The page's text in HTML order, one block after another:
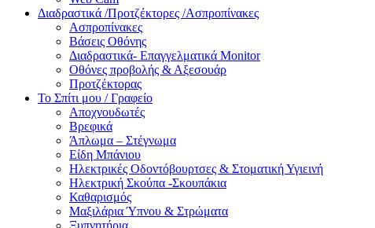
Διαδραστικά /Προτζέκτορες /Ασπροπίνακες
Ασπροπίνακες
Βάσεις Οθόνης
Διαδραστικά- Επαγγελματικά Monitor
Οθόνες προβολής & Αξεσουάρ
Προτζέκτορας
Το Σπίτι μου / Γραφείο
Αποχνουδωτές
Βρεφικά
Άπλωμα – Στέγνωμα
Είδη Μπάνιου
Ηλεκτρικές Οδοντόβουρτσες & Στοματική Υγιεινή
Ηλεκτρική Σκούπα -Σκουπάκια
Καθαρισμός
Μαξιλάρια Ύπνου & Στρώματα
Ξυπνητήρια